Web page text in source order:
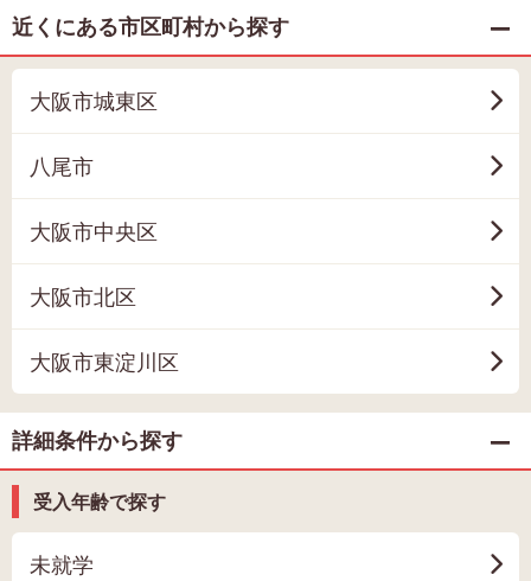
近くにある市区町村から探す
大阪市城東区
八尾市
大阪市中央区
大阪市北区
大阪市東淀川区
詳細条件から探す
受入年齢で探す
未就学